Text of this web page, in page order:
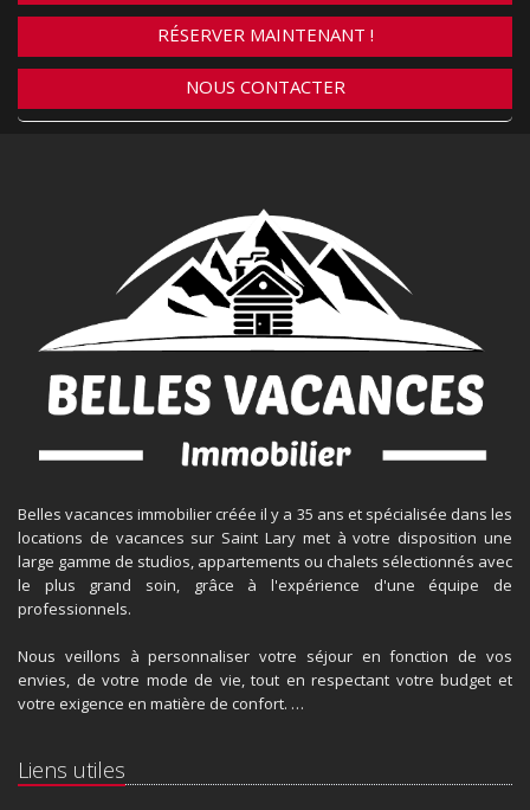
RÉSERVER MAINTENANT !
NOUS CONTACTER
Belles vacances immobilier créée il y a 35 ans et spécialisée dans les
locations de vacances sur Saint Lary met à votre disposition une
large gamme de studios, appartements ou chalets sélectionnés avec
le plus grand soin, grâce à l'expérience d'une équipe de
professionnels.
Nous veillons à personnaliser votre séjour en fonction de vos
envies, de votre mode de vie, tout en respectant votre budget et
votre exigence en matière de confort. …
Liens utiles